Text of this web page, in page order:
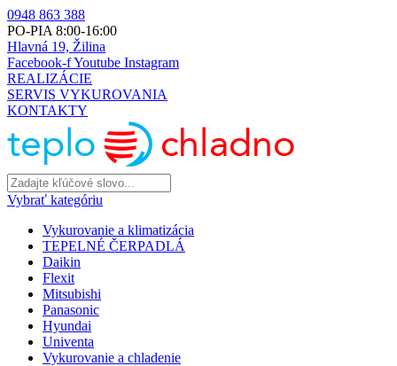
0948 863 388
PO-PIA 8:00-16:00
Hlavná 19, Žilina
Facebook-fYoutube Instagram
REALIZÁCIE
SERVIS VYKUROVANIA
KONTAKTY
Vybrať kategóriu
Vykurovanie a klimatizácia
TEPELNÉ ČERPADLÁ
Daikin
Flexit
Mitsubishi
Panasonic
Hyundai
Univenta
Vykurovanie a chladenie